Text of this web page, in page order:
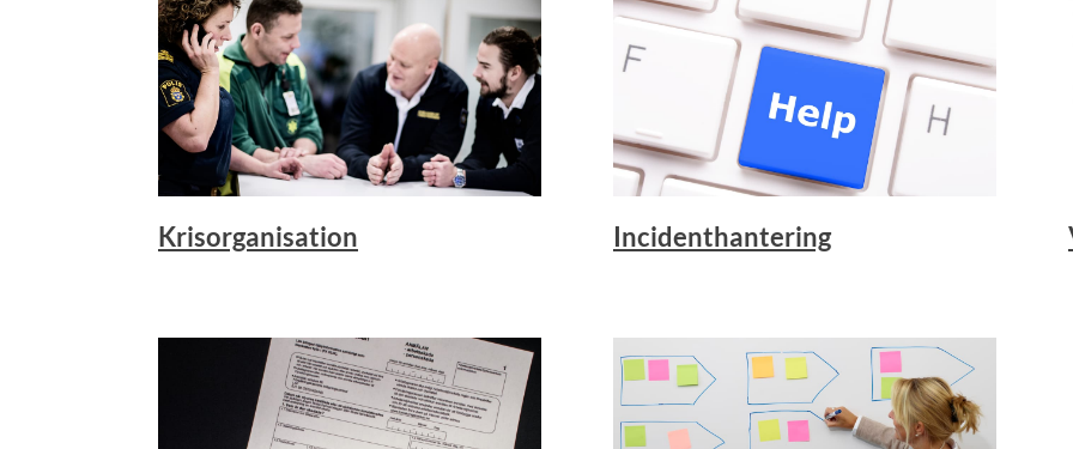
Krisorganisation Incidenthantering